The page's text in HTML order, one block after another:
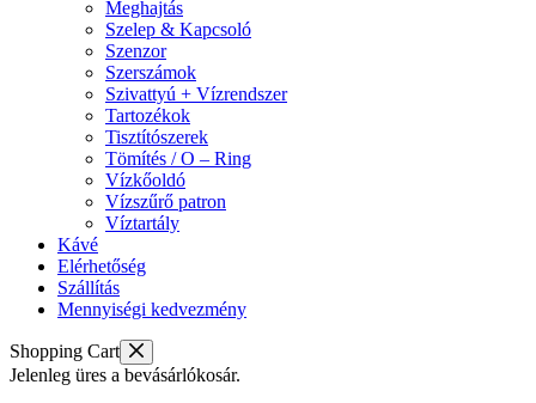
Meghajtás
Szelep & Kapcsoló
Szenzor
Szerszámok
Szivattyú + Vízrendszer
Tartozékok
Tisztítószerek
Tömítés / O – Ring
Vízkőoldó
Vízszűrő patron
Víztartály
Kávé
Elérhetőség
Szállítás
Mennyiségi kedvezmény
Shopping Cart
Jelenleg üres a bevásárlókosár.